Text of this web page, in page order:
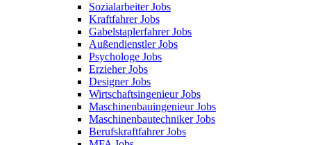
Sozialarbeiter Jobs
Kraftfahrer Jobs
Gabelstaplerfahrer Jobs
Außendienstler Jobs
Psychologe Jobs
Erzieher Jobs
Designer Jobs
Wirtschaftsingenieur Jobs
Maschinenbauingenieur Jobs
Maschinenbautechniker Jobs
Berufskraftfahrer Jobs